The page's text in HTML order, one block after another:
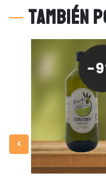
También
-